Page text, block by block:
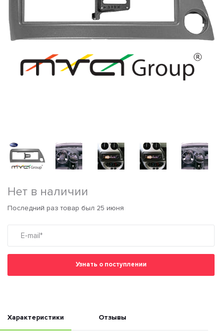
Нет в наличии
Последний раз товар был 25 июня
Узнать о поступлении
Характеристики Отзывы